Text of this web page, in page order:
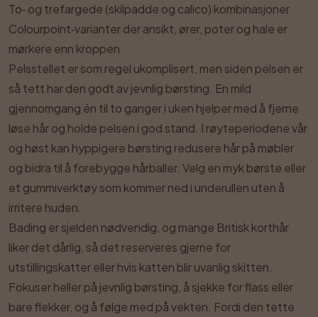
To‑ og trefargede (skilpadde og calico) kombinasjoner
Colourpoint‑varianter der ansikt, ører, poter og hale er
mørkere enn kroppen
Pelsstellet er som regel ukomplisert, men siden pelsen er
så tett har den godt av jevnlig børsting. En mild
gjennomgang én til to ganger i uken hjelper med å fjerne
løse hår og holde pelsen i god stand. I røyteperiodene vår
og høst kan hyppigere børsting redusere hår på møbler
og bidra til å forebygge hårballer. Velg en myk børste eller
et gummiverktøy som kommer ned i underullen uten å
irritere huden.
Bading er sjelden nødvendig, og mange Britisk korthår
liker det dårlig, så det reserveres gjerne for
utstillingskatter eller hvis katten blir uvanlig skitten.
Fokuser heller på jevnlig børsting, å sjekke for flass eller
bare flekker, og å følge med på vekten. Fordi den tette